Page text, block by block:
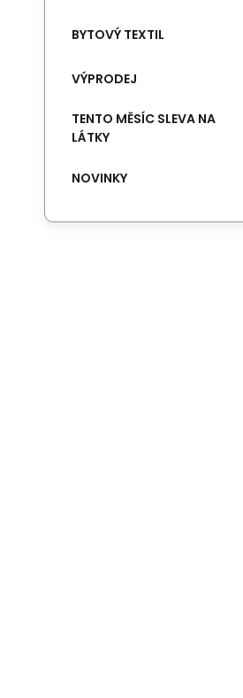
BYTOVÝ TEXTIL
VÝPRODEJ
TENTO MĚSÍC SLEVA NA
LÁTKY
NOVINKY